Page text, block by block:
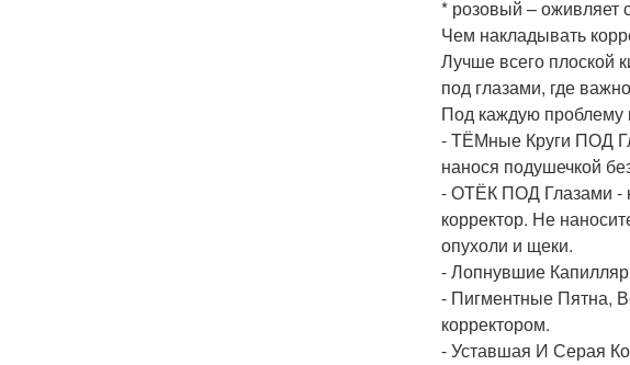
* розовый – оживляет
Чем накладывать
Лучше всего плоской
под глазами, где
Под каждую проблему
- ТЁМные Круги ПОД
нанося подушечкой
- ОТЁК ПОД Глазами -
корректор. Не
опухоли и щеки.
- Лопнувшие
- Пигментные Пятна,
корректором.
- Уставшая И Серая